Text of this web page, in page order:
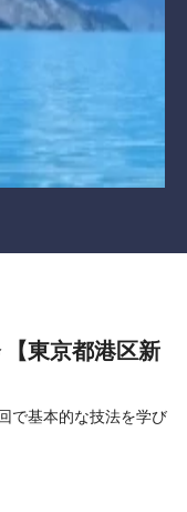
東京都港区新
で基本的な技法を学び